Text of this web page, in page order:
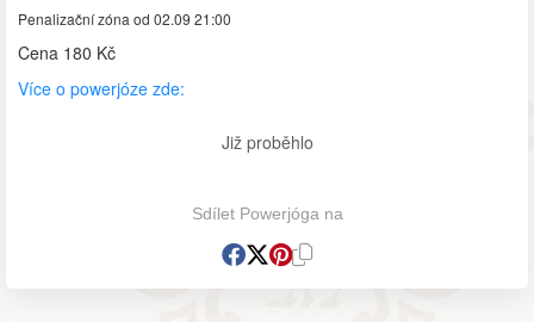
Penalizační zóna od 02.09 21:00
Cena 180 Kč
Více o powerjóze zde:
Již proběhlo
Sdílet Powerjóga na